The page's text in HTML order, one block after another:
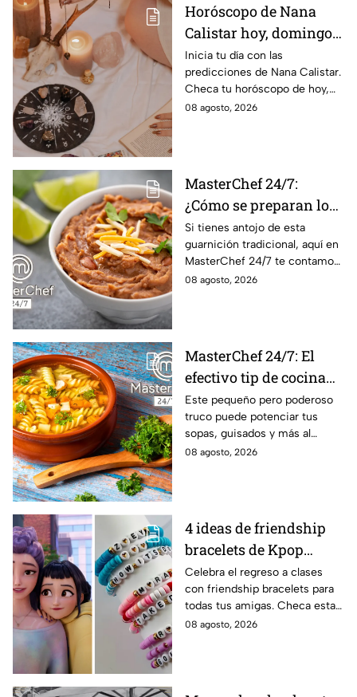
Horóscopo de Nana
Calistar hoy, domingo 9
de agosto: estos signos
tendrán ingresos extra
Inicia tu día con las
predicciones de Nana Calistar.
Checa tu horóscopo de hoy,
domingo 9 de agosto, y
08 agosto, 2026
MasterChef 24/7:
¿Cómo se preparan los
frijoles puercos estilo
Sonora?
Si tienes antojo de esta
guarnición tradicional, aquí en
MasterChef 24/7 te contamos
la receta.
08 agosto, 2026
MasterChef 24/7: El
efectivo tip de cocina
de las abuelas para
darle sabor extra al
caldillo
Este pequeño pero poderoso
truco puede potenciar tus
sopas, guisados y más al
máximo.
08 agosto, 2026
4 ideas de friendship
bracelets de Kpop
Demon Hunters para
intercambiar con tus
mejores amigas este
regreso a clases
Celebra el regreso a clases
con friendship bracelets para
todas tus amigas. Checa estas
4 ideas inspiradas en Kpop
08 agosto, 2026